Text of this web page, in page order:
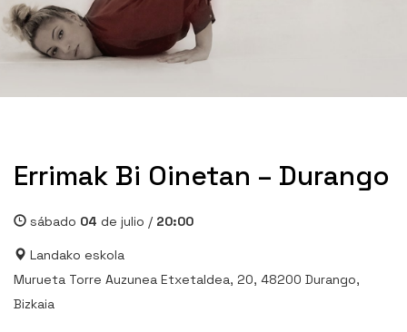
Errimak Bi Oinetan – Durango
sábado 04 de julio / 20:00
Landako eskola
Murueta Torre Auzunea Etxetaldea, 20, 48200 Durango,
Bizkaia